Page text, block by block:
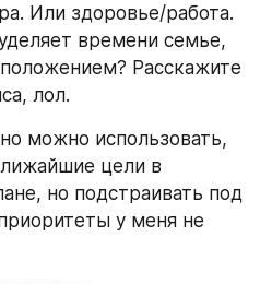
Или здоровье/работа.
времени семье,
Расскажите
лол.
можно использовать,
цели в
но подстраивать под
у меня не